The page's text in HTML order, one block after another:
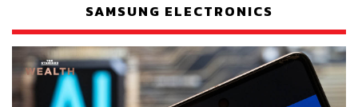
SAMSUNG ELECTRONICS